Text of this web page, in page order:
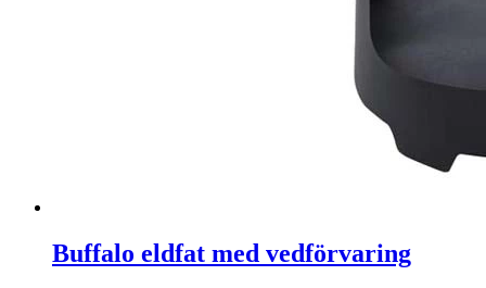
Buffalo eldfat med vedförvaring